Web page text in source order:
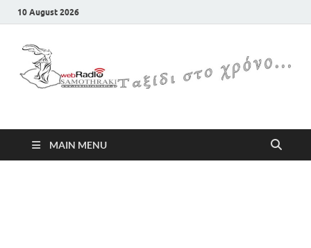
10 August 2026
Samothraki Web Radio
MAIN MENU